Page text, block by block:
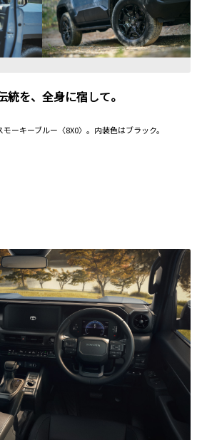
を、全身に宿して。
ーキーブルー〈8X0〉。内装色はブラック。